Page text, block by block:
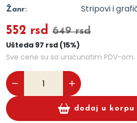
Žanr: Stripovi i
552 rsd 649 rsd
Ušteda 97 rsd (15%)
Sve cene su sa uračunatim PDV-om.
dodaj u korpu